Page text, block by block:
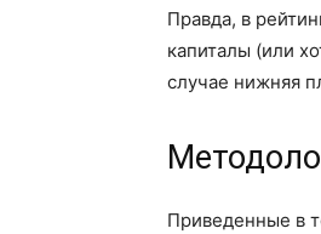
Правда, в
капиталы (или
случае нижняя
Приведенные в